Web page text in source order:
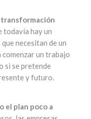
transformación
todavía hay un
necesitan de un
un trabajo
si se pretende
y futuro.
el plan poco a